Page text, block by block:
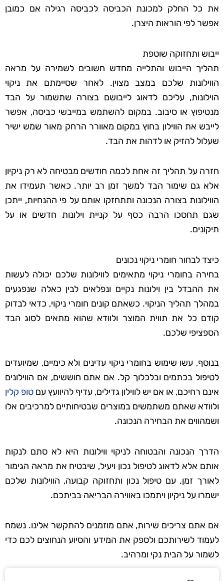
את כל החלק למכונת הכביסה לכביסה רגילה אם כמובן
אפשר לפי הוראות היצרן.
ייבוש ותחזוקה שוטפת
תהליך הייבוש והתלייה מחדש חשובים לשמירה על מראה
הווילונות שלכם במצב מצוין. לאחר שסיימתם את ניקוי
הוילונות, עליכם לדאוג לייבושם בצורה שתשמור על הבד
מנטיפוץ או סיבוב. במקום להשתמש במייבשי כביסה, אפשר
לייבש את הווילון בחוץ במקום מאוורר הרחק מאור שמש ישיר
שעלול להזיק או לדהות את הבד.
חזרה על תהליך זה אחת לכמה חודשים מבטיחה לא רק ניקיון
אלא גם שימור הבד למשך זמן רב יותר. כאשר תעמידו את
הווילונות בצורה הנכונה ותתחזקו אותם על פי ההנחיות, ייתכן
שגם תחסכו הרבה כסף על קניית וילונות חדשים או על
תיקונים.
כיצד לבחור חומרי ניקוי נכונים
בחירה בחומרי ניקוי מתאימים לווילונות שלכם יכולה לעשות
את ההבדל בין וילונות נקיים ונפלאים לבין כאלה שנפגעים
במהלך תהליך הניקוי. כשאתם קונים חומרי ניקוי, כדאי לבדוק
קודם כל את תווית המוצר ולוודא שהוא מתאים לסוג הבד
הספציפי שלכם.
בנוסף, עשו שימוש בחומרי ניקוי עדינים ולא כימיים, שמיועדים
לטיפול בכתמים ובלכלוך קל. אם אתם חוששים, אם הווילונים
אינם רחיכם, או אם יש לווילון גדילים, עדיף להיוועץ עם טופ קלין
ולוודא שאתם משתמשים במוצרים שבטיחותיים למרכיבים אלו
ושמהווים את הבחירה הנכונה.
הדרך הנכונה והבטוחה לניקוי ווילונות היא לא סתם לנקות
אותם אלא לדאוג לטיפול נכון ויעיל, שיבטיח את מראה הגימור
לאורך זמן. עם טיפול נכון ותחזוקה קבועה, הווילונות שלכם
ישמרו על ניקיון ויתמכו באווירה הבריאה בביתכם.
אם אתם צריכים שירות, אתם מוזמנים להתקשר אלינו. נשמח
לעמוד לשירותכם ולספק את המידע והסיוע הנחוצים לכם כדי
לשמור על הבית נקי ומרהיב.